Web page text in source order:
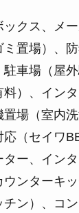
クス、メー
置場）、
車場（屋
）、イン
場（室内洗
（セイワ
ー、イン
ンターキ
ン）、コン